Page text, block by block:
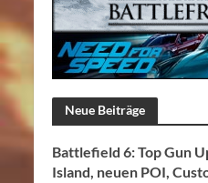
Neue Beiträge
Battlefield 6: Top Gun
Island, neuen POI,